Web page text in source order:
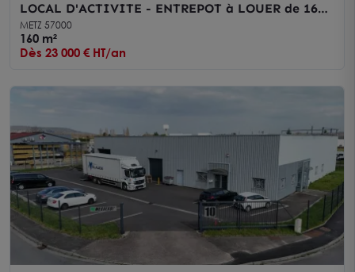
LOCAL D'ACTIVITE - ENTREPOT à LOUER de 160
m²
METZ 57000
160 m²
Dès 23 000 € HT/an